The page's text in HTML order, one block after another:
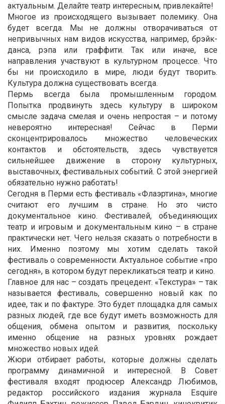
актуальным. Делайте театр интересным, привлекайте!
Многое из происходящего вызывает полемику. Она
будет всегда. Мы не должны отворачиваться от
непривычных нам видов искусства, например, брэйк-
данса, рэпа или граффити. Так или иначе, все
направления участвуют в культурном процессе. Что
бы ни происходило в мире, люди будут творить.
Культура должна существовать всегда.
Пермь всегда была промышленным городом.
Попытка продвинуть здесь культуру в широком
смысле задача смелая и очень непростая – и потому
невероятно интересная! Сейчас в Перми
сконцентрировалось множество человеческих
контактов и обстоятельств, здесь чувствуется
сильнейшее движение в сторону культурных,
выставочных, фестивальных событий. С этой энергией
обязательно нужно работать!
Сегодня в Перми есть фестиваль «Флаэртина», многие
считают его лучшим в стране. Но это чисто
документальное кино. Фестивалей, объединяющих
театр и игровым и документальным кино – в стране
практически нет. Чего нельзя сказать о потребности в
них. Именно поэтому мы хотим сделать такой
фестиваль о современности. Актуальное событие «про
сегодня», в котором будут перекликаться театр и кино.
Главное для нас – создать прецедент. «Текстура» – так
называется фестиваль, совершенно новый как по
идее, так и по фактуре. Это будет площадка для самых
разных людей, где все будут иметь возможность для
общения, обмена опытом и развития, поскольку
именно общение на разных уровнях рождает
множество новых идей.
Жюри отбирает работы, которые должны сделать
программу динамичной и интересной. В Совет
фестиваля входят продюсер Александр Любимов,
редактор российского издания журнала Esquire